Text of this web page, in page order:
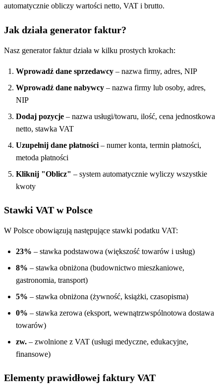
automatycznie obliczy wartości netto, VAT i brutto.
Jak działa generator faktur?
Nasz generator faktur działa w kilku prostych krokach:
Wprowadź dane sprzedawcy – nazwa firmy, adres, NIP
Wprowadź dane nabywcy – nazwa firmy lub osoby, adres,
NIP
Dodaj pozycje – nazwa usługi/towaru, ilość, cena jednostkowa
netto, stawka VAT
Uzupełnij dane płatności – numer konta, termin płatności,
metoda płatności
Kliknij "Oblicz" – system automatycznie wyliczy wszystkie
kwoty
Stawki VAT w Polsce
W Polsce obowiązują następujące stawki podatku VAT:
23% – stawka podstawowa (większość towarów i usług)
8% – stawka obniżona (budownictwo mieszkaniowe,
gastronomia, transport)
5% – stawka obniżona (żywność, książki, czasopisma)
0% – stawka zerowa (eksport, wewnątrzwspólnotowa dostawa
towarów)
zw. – zwolnione z VAT (usługi medyczne, edukacyjne,
finansowe)
Elementy prawidłowej faktury VAT